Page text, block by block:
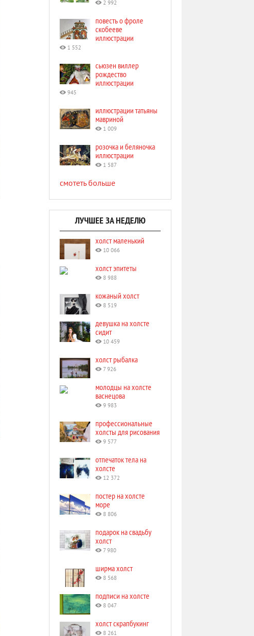
2 992
повесть о фроле
скобееве
иллюстрации
1 552
сьюзен виллер
рождество
иллюстрации
945
иллюстрации татьяны
мавриной
1 009
розочка и беляночка
иллюстрации
1 587
смотеть больше
ЛУЧШЕЕ ЗА НЕДЕЛЮ
холст маленький
10 066
холст эпитеты
8 988
кожаный холст
8 519
девушка на холсте
сидит
10 459
холст рыбалка
7 926
молодцы на холсте
васнецова
9 983
профессиональные
холсты для рисования
9 577
отпечаток тела на
холсте
12 372
постер на холсте
море
8 806
подарок на свадьбу
холст
7 980
ширма холст
8 568
подписи на холсте
8 047
холст скрапбукинг
8 261